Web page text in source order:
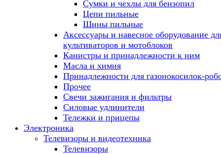
Сумки и чехлы для бензопил
Цепи пильные
Шины пильные
Аксессуары и навесное оборудование
культиваторов и мотоблоков
Канистры и принадлежности к ним
Масла и химия
Принадлежности для газонокосилок-
Прочее
Свечи зажигания и фильтры
Силовые удлинители
Тележки и прицепы
Электроника
Телевизоры и видеотехника
Телевизоры